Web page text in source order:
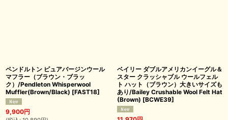
ペンドルトン ピュアバージンウール
マフラー（ブラウン・ブラッ
ク）/Pendleton Whisperwool
Muffler(Brown/Black) [FAST18]
9,900円
ベイリー ダブルアメリカンイーグル＆
スター クラッシャブル ウールフェル
ト ハット（ブラウン）大きいサイズも
あり/Bailey Crushable Wool Felt Hat
(Brown) [BCWE39]